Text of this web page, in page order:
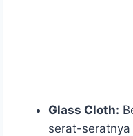
Glass Cloth:
serat-